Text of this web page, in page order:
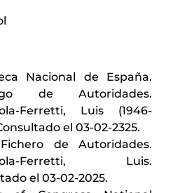
Nacional de España.
de Autoridades.
Ferretti, Luis (1946-
el 03-02-2325.
de Autoridades.
Ferretti, Luis.
el 03-02-2025.